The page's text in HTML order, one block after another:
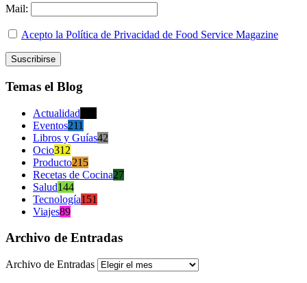
Mail:
Acepto la Política de Privacidad de Food Service Magazine
Temas el Blog
Actualidad
Eventos211
Libros y Guías42
Ocio312
Producto215
Recetas de Cocina27
Salud144
Tecnología151
Viajes89
Archivo de Entradas
Archivo de Entradas